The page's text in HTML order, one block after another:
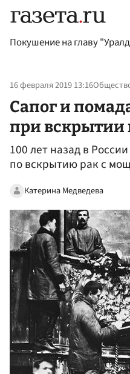
Покушение на главу
16 февраля 2019 13:16
Сапог и
при
100 лет назад в
по вскрытию рак с
Катерина Медведева